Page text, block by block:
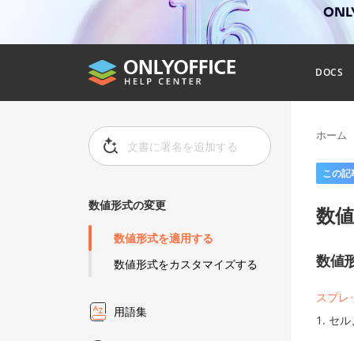
DOCS
数値形式の変更
数値形式を適用する
数値形式をカスタマイズする
用語集
ホーム
この
数
数値
スプレ
セ